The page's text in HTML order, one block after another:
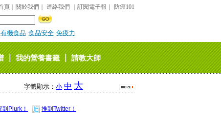
頁 關於我們 連絡我們 訂閱電子報 防癌101
有機食品 食品安全 免疫力
｜我的營養書籤｜請教大師
字體顯示： 小 中 大
到Plurk！ 推到Twitter！